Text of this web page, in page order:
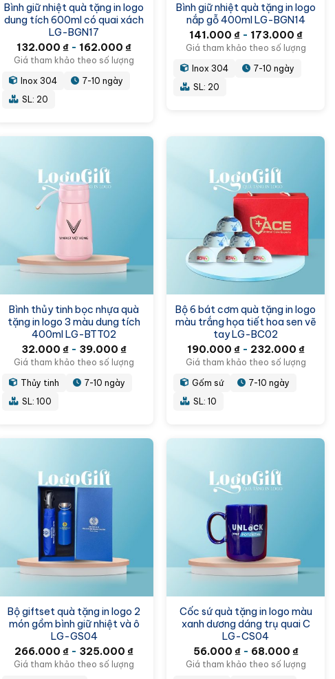
Bình giữ nhiệt quà tặng in logo
dung tích 600ml có quai xách
LG-BGN17
132.000₫ - 162.000₫
Giá tham khảo theo số lượng
Inox 304
7-10 ngày
SL: 20
Bình giữ nhiệt quà tặng in logo
nắp gỗ 400ml LG-BGN14
141.000 ₫- 173.000 ₫
Giá tham khảo theo số lượng
Inox 304
7-10 ngày
SL: 20
Bình thủy tinh bọc nhựa quà
tặng in logo 3 màu dung tích
400ml LG-BTT02
32.000₫ - 39.000₫
Giá tham khảo theo số lượng
Thủy tinh
7-10 ngày
SL: 100
Bộ 6 bát cơm quà tặng in logo
màu trắng họa tiết hoa sen vẽ
tay LG-BC02
190.000 ₫- 232.000 ₫
Giá tham khảo theo số lượng
Gốm sứ
7-10 ngày
SL: 10
Bộ giftset quà tặng in logo 2
món gồm bình giữ nhiệt và ô
LG-GS04
266.000₫ - 325.000₫
Giá tham khảo theo số lượng
Cốc sứ quà tặng in logo màu
xanh dương dáng trụ quai C
LG-CS04
56.000 ₫- 68.000 ₫
Giá tham khảo theo số lượng